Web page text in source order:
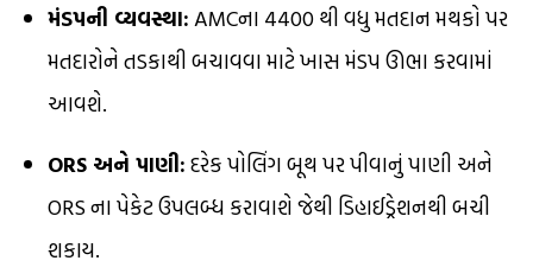
મંડપની વ્યવસ્થા:AMCના 4400 થી વધુ મતદાન મથકો પર
મતદારોને તડકાથી બચાવવા માટે ખાસ મંડપ ઊભા કરવામાં
આવશે.
ORS અને પાણી:દરેક પોલિંગ બૂથ પર પીવાનું પાણી અને
ORS ના પેકેટ ઉપલબ્ધ કરાવાશે જેથી ડિહાઈડ્રેશનથી બચી
શકાય.